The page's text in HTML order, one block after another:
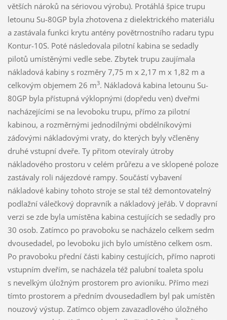
větších nároků na sériovou výrobu). Protáhlá špice trupu
letounu Su-80GP byla zhotovena z dielektrického materiálu
a zastávala funkci krytu antény povětrnostního radaru typu
Kontur-10S. Poté následovala pilotní kabina se sedadly
pilotů umístěnými vedle sebe. Zbytek trupu zaujímala
nákladová kabiny s rozměry 7,75 m x 2,17 m x 1,82 m a
celkovým objemem 26 m3. Nákladová kabina letounu Su-
80GP byla přístupná výklopnými (dopředu ven) dveřmi
nacházejícími se na levoboku trupu, přímo za pilotní
kabinou, a rozměrnými jednodílnými obdélníkovými
záďovými nákladovými vraty, do kterých byly včleněny
druhé vstupní dveře. Ty přitom otevíraly útroby
nákladového prostoru v celém průřezu a ve sklopené poloze
zastávaly roli nájezdové rampy. Součástí vybavení
nákladové kabiny tohoto stroje se stal též demontovatelný
podlažní válečkový dopravník a nákladový jeřáb. V dopravní
verzi se zde byla umístěna kabina cestujících se sedadly pro
30 osob. Zatímco po pravoboku se nacházelo celkem sedm
dvousedadel, po levoboku jich bylo umístěno celkem osm.
Po pravoboku přední části kabiny cestujících, přímo naproti
vstupním dveřím, se nacházela též palubní toaleta spolu
s nevelkým úložným prostorem pro avioniku. Přímo mezi
tímto prostorem a předním dvousedadlem byl pak umístěn
nouzový výstup. Zatímco objem zavazadlového úložného